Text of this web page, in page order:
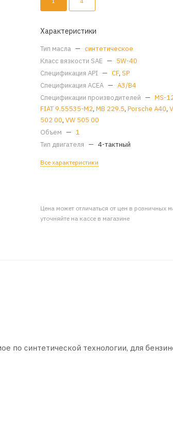
Характеристики
Тип масла — синтетическое
Класс вязкости SAE — 5W-40
Спецификация API — CF,SP
Спецификация ACEA — A3/B4
Спецификации производителей — MS-
FIAT 9.55535-M2,MB 229.5,Porsche A40,
502 00,VW 505 00
Объем — 1
Тип двигателя — 4-тактный
Все характеристики
Цена может отличаться от цен в розничных
уточняйте на кассе в магазине
по синтетической технологии, для
всесезонно. Рекомендуется к